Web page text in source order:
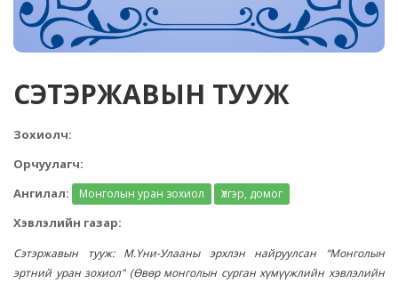
СЭТЭРЖАВЫН ТУУЖ
Зохиолч:
Орчуулагч:
Ангилал:
Монголын уран зохиол Үлгэр, домог
Хэвлэлийн газар:
Сэтэржавын тууж: М.Үни-Улааны эрхлэн найруулсан “Монголын
эртний уран зохиол" (Өвөр монголын сурган хүмүүжлийн хэвлэлийн